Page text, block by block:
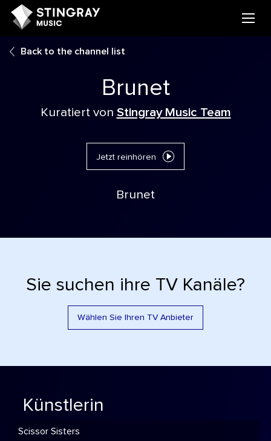
Back to the channel list
Brunet
Kuratiert von Stingray Music Team
Jetzt reinhören
Brunet
Sie suchen ihre TV Kanäle?
Wählen Sie Ihren TV Anbieter
Künstlerin
Scissor Sisters